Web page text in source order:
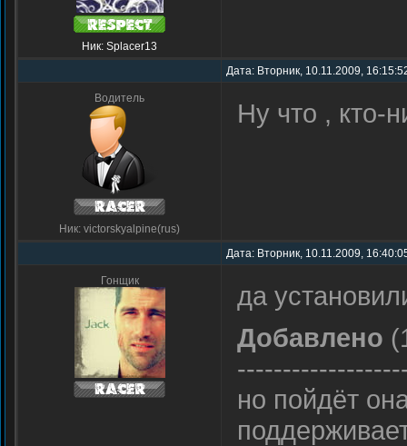
Ник: Splacer13
Дата: Вторник, 10.11.2009,
Водитель
Ник: victorskyalpine(rus)
Ну что , кто-
Дата: Вторник, 10.11.2009,
Гонщик
да
Добавлено
но пойдёт